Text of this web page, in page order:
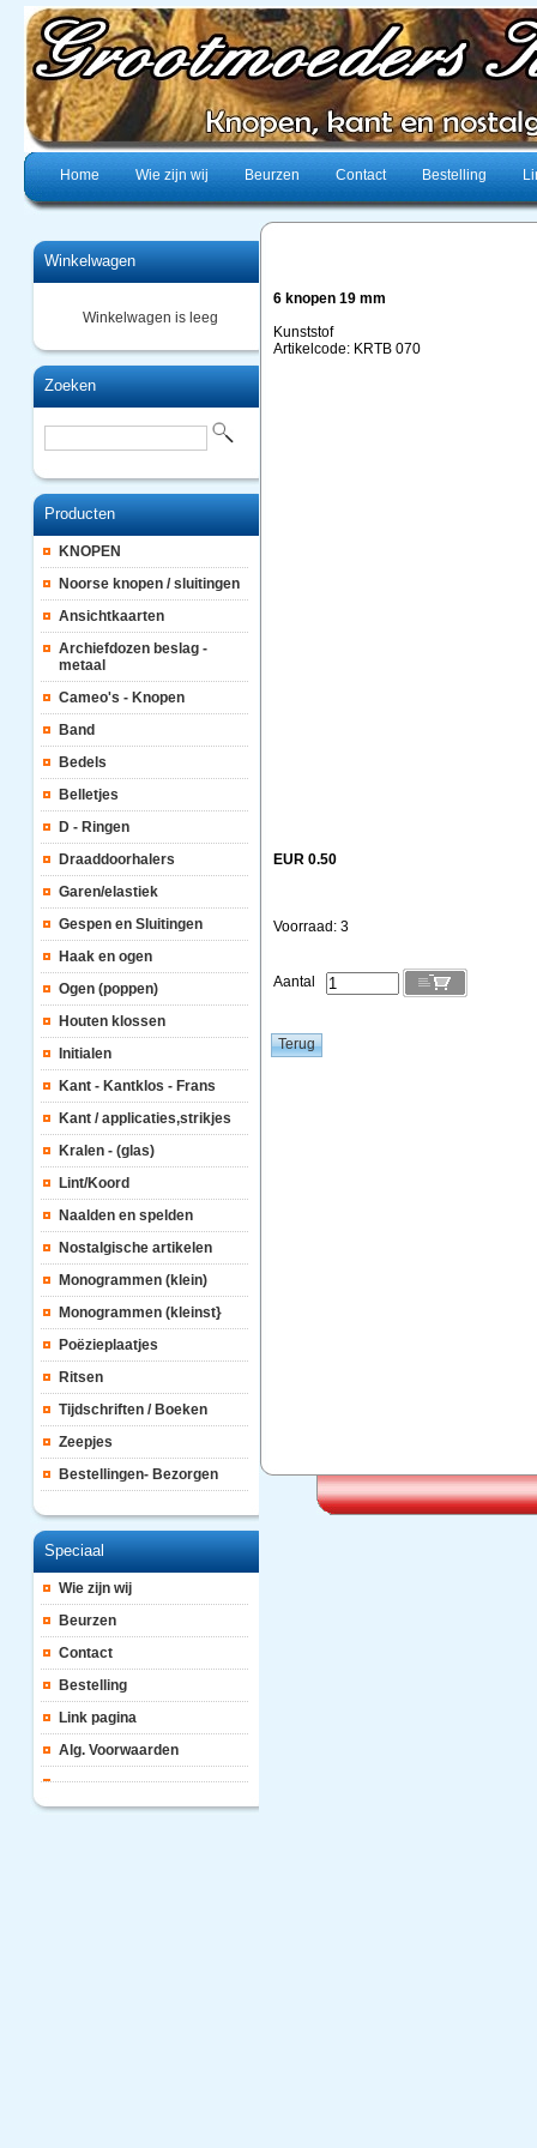
Home Wie zijn wij Beurzen Contact Bestelling
Winkelwagen
Winkelwagen is leeg
Zoeken
Producten
KNOPEN
Noorse knopen / sluitingen
Ansichtkaarten
Archiefdozen beslag -
metaal
Cameo's - Knopen
Band
Bedels
Belletjes
D - Ringen
Draaddoorhalers
Garen/elastiek
Gespen en Sluitingen
Haak en ogen
Ogen (poppen)
Houten klossen
Initialen
Kant - Kantklos - Frans
Kant / applicaties,strikjes
Kralen - (glas)
Lint/Koord
Naalden en spelden
Nostalgische artikelen
Monogrammen (klein)
Monogrammen (kleinst}
Poëzieplaatjes
Ritsen
Tijdschriften / Boeken
Zeepjes
Bestellingen- Bezorgen
Speciaal
Wie zijn wij
Beurzen
Contact
Bestelling
Link pagina
Alg. Voorwaarden
6 knopen 19 mm
Kunststof
Artikelcode: KRTB 070
EUR 0.50
Voorraad: 3
Aantal